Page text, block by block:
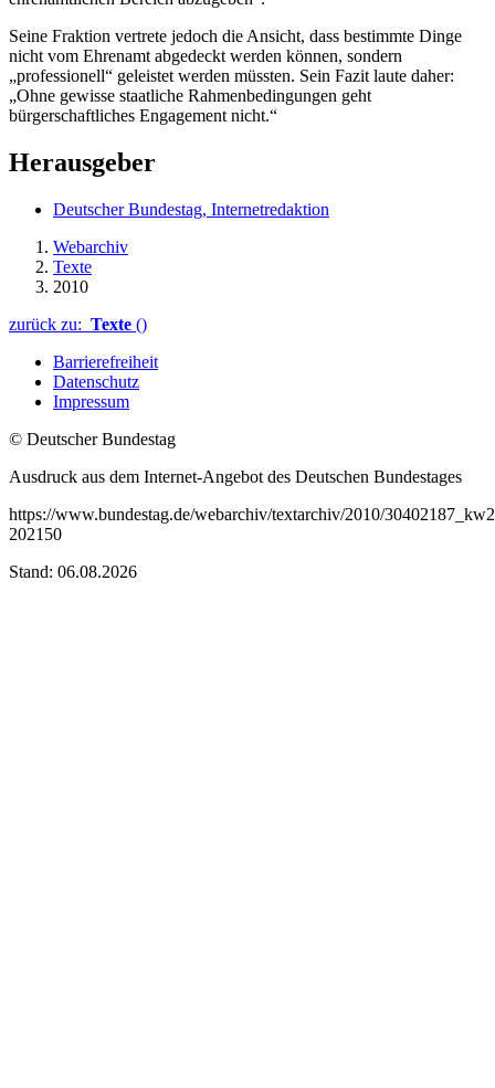
Seine Fraktion vertrete jedoch die Ansicht, dass bestimmte Dinge
nicht vom Ehrenamt abgedeckt werden können, sondern
„professionell“ geleistet werden müssten. Sein Fazit laute daher:
„Ohne gewisse staatliche Rahmenbedingungen geht
bürgerschaftliches Engagement nicht.“
Herausgeber
Deutscher Bundestag, Internetredaktion
Webarchiv
Texte
2010
zurück zu: Texte ()
Barrierefreiheit
Datenschutz
Impressum
© Deutscher Bundestag
Ausdruck aus dem Internet-Angebot des Deutschen Bundestages
https://www.bundestag.de/webarchiv/textarchiv/2010/
202150
Stand: 06.08.2026